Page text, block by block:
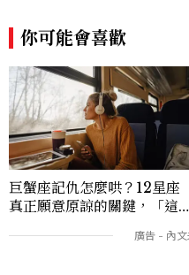
你可能會喜歡
巨蟹座記仇怎麼哄？12星座
真正願意原諒的關鍵，「這星